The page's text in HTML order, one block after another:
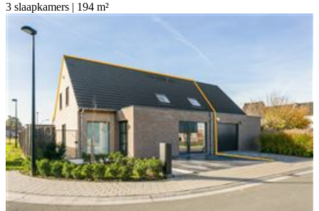
3 slaapkamers | 194 m²